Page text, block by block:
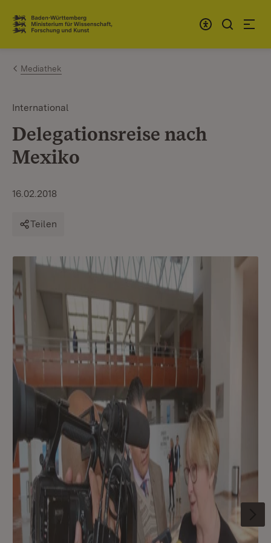
Zum Inhalt springen
Link zur Startseite
Mediathek
International
Delegationsreise nach
Mexiko
16.02.2018
Teilen